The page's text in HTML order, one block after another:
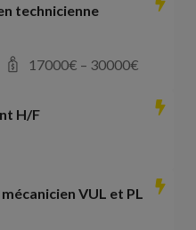
technicienne
17000€ – 30000€
H/F
VUL et PL